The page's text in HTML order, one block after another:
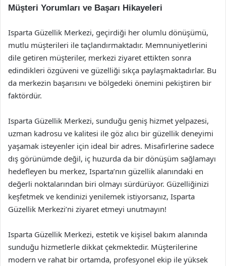
Müşteri Yorumları ve Başarı Hikayeleri
Isparta Güzellik Merkezi, geçirdiği her olumlu dönüşümü,
mutlu müşterileri ile taçlandırmaktadır. Memnuniyetlerini
dile getiren müşteriler, merkezi ziyaret ettikten sonra
edindikleri özgüveni ve güzelliği sıkça paylaşmaktadırlar. Bu
da merkezin başarısını ve bölgedeki önemini pekiştiren bir
faktördür.
Isparta Güzellik Merkezi, sunduğu geniş hizmet yelpazesi,
uzman kadrosu ve kalitesi ile göz alıcı bir güzellik deneyimi
yaşamak isteyenler için ideal bir adres. Misafirlerine sadece
dış görünümde değil, iç huzurda da bir dönüşüm sağlamayı
hedefleyen bu merkez, Isparta’nın güzellik alanındaki en
değerli noktalarından biri olmayı sürdürüyor. Güzelliğinizi
keşfetmek ve kendinizi yenilemek istiyorsanız, Isparta
Güzellik Merkezi’ni ziyaret etmeyi unutmayın!
Isparta Güzellik Merkezi, estetik ve kişisel bakım alanında
sunduğu hizmetlerle dikkat çekmektedir. Müşterilerine
modern ve rahat bir ortamda, profesyonel ekip ile yüksek